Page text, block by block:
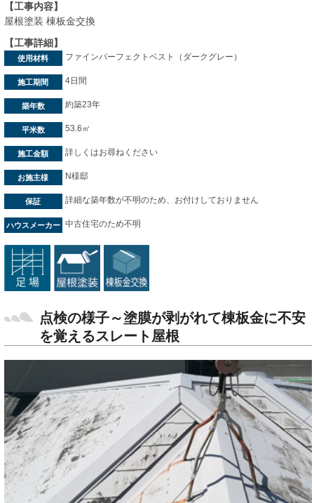
【工事内容】
屋根塗装 棟板金交換
【工事詳細】
使用材料 ファインパーフェクトベスト（ダークグレー）
施工期間 4日間
築年数 約築23年
平米数 53.6㎡
施工金額 詳しくはお尋ねください
お施主様 N様邸
保証 詳細な築年数が不明のため、お付けしておりません
ハウスメーカー 中古住宅のため不明
点検の様子～塗膜が剥がれて棟板金に不安
を覚えるスレート屋根